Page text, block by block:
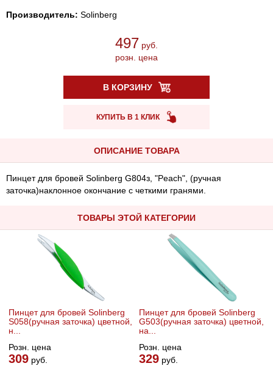
Производитель: Solinberg
497 руб.
розн. цена
В КОРЗИНУ
КУПИТЬ В 1 КЛИК
ОПИСАНИЕ ТОВАРА
Пинцет для бровей Solinberg G804з, "Peach", (ручная
заточка)наклонное окончание с четкими гранями.
ТОВАРЫ ЭТОЙ КАТЕГОРИИ
Пинцет для бровей Solinberg
S058(ручная заточка) цветной,
н...
Розн. цена
309руб.
Пинцет для бровей Solinberg
G503(ручная заточка) цветной,
на...
Розн. цена
329 руб.